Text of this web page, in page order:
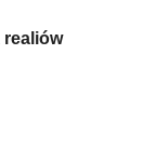
realiów